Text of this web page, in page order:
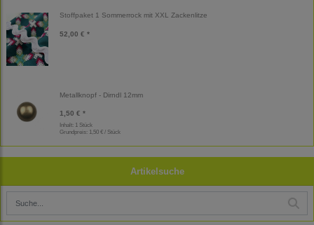
Stoffpaket 1 Sommerrock mit XXL Zackenlitze
52,00 € *
Metallknopf - Dirndl 12mm
1,50 € *
Inhalt: 1 Stück
Grundpreis: 1,50 € / Stück
Artikelsuche